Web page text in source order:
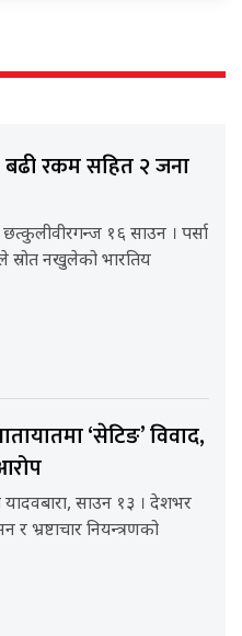
रकम सहित २ जना
१६ साउन । पर्सा
स्रोत नखुलेको भारतिय
‘सेटिङ’ विवाद,
यादवबारा, साउन १३ । देशभर
र भ्रष्टाचार नियन्त्रणको